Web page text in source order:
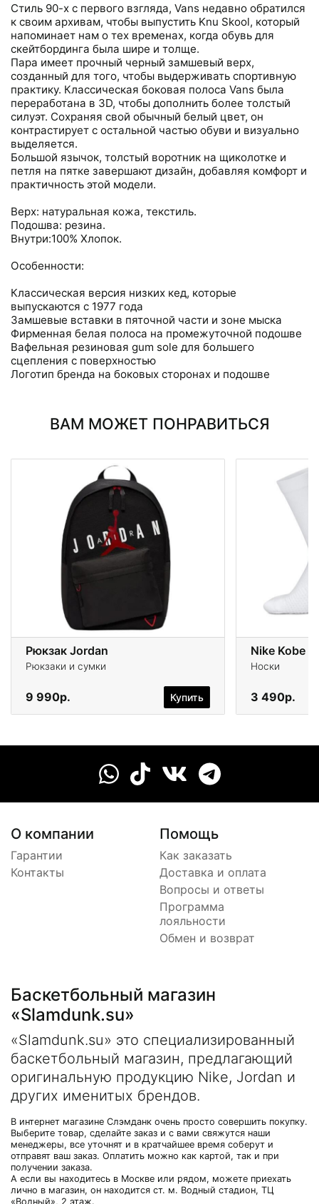
Стиль 90-х с первого взгляда, Vans недавно обратился
к своим архивам, чтобы выпустить Knu Skool, который
напоминает нам о тех временах, когда обувь для
скейтбординга была шире и толще.
Пара имеет прочный черный замшевый верх,
созданный для того, чтобы выдерживать спортивную
практику. Классическая боковая полоса Vans была
переработана в 3D, чтобы дополнить более толстый
силуэт. Сохраняя свой обычный белый цвет, он
контрастирует с остальной частью обуви и визуально
выделяется.
Большой язычок, толстый воротник на щиколотке и
петля на пятке завершают дизайн, добавляя комфорт и
практичность этой модели.
Верх: натуральная кожа, текстиль.
Подошва: резина.
Внутри:100% Хлопок.
Особенности:
Классическая версия низких кед, которые
выпускаются с 1977 года
Замшевые вставки в пяточной части и зоне мыска
Фирменная белая полоса на промежуточной подошве
Вафельная резиновая gum sole для большего
сцепления с поверхностью
Логотип бренда на боковых сторонах и подошве
ВАМ МОЖЕТ ПОНРАВИТЬСЯ
Рюкзак Jordan
Рюкзаки и сумки
9 990р. Купить
Nike Kobe
Носки
3 490р.
О компании
Гарантии
Контакты
Помощь
Как заказать
Доставка и оплата
Вопросы и ответы
Программа
лояльности
Обмен и возврат
Баскетбольный магазин
«Slamdunk.su»
«Slamdunk.su» это специализированный
баскетбольный магазин, предлагающий
оригинальную продукцию Nike, Jordan и
других именитых брендов.
В интернет магазине Слэмданк очень просто совершить покупку.
Выберите товар, сделайте заказ и с вами свяжутся наши
менеджеры, все уточнят и в кратчайшее время соберут и
отправят ваш заказ. Оплатить можно как картой, так и при
получении заказа.
А если вы находитесь в Москве или рядом, можете приехать
лично в магазин, он находится ст. м. Водный стадион, ТЦ
«Водный», 2 этаж.